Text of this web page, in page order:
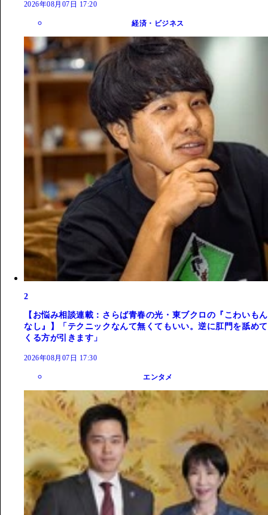
2026年08月07日 17:20
経済・ビジネス
2
【お悩み相談連載：さらば青春の光・東ブクロの『こわいもん
なし』】「テクニックなんて無くてもいい。逆に肛門を舐めて
くる方が引きます」
2026年08月07日 17:30
エンタメ